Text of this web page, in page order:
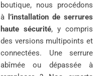
boutique, nous procédons
à
l’installation de serrures
haute sécurité, y compris
des versions multipoints et
connectées. Une serrure
abîmée ou dépassée à